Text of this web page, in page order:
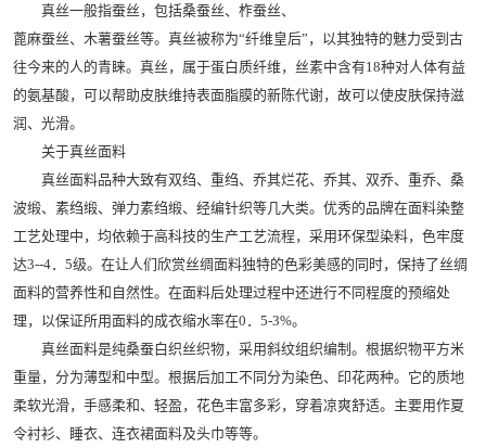
真丝一般指蚕丝，包括桑蚕丝、柞蚕丝、
蓖麻蚕丝、木薯蚕丝等。真丝被称为“纤维皇后”，以其独特的魅力受到古
往今来的人的青睐。真丝，属于蛋白质纤维，丝素中含有18种对人体有益
的氨基酸，可以帮助皮肤维持表面脂膜的新陈代谢，故可以使皮肤保持滋
润、光滑。
关于真丝面料
真丝面料品种大致有双绉、重绉、乔其烂花、乔其、双乔、重乔、桑
波缎、素绉缎、弹力素绉缎、经编针织等几大类。优秀的品牌在面料染整
工艺处理中，均依赖于高科技的生产工艺流程，采用环保型染料，色牢度
达3--4．5级。在让人们欣赏丝绸面料独特的色彩美感的同时，保持了丝绸
面料的营养性和自然性。在面料后处理过程中还进行不同程度的预缩处
理，以保证所用面料的成衣缩水率在0．5-3%。
真丝面料是纯桑蚕白织丝织物，采用斜纹组织编制。根据织物平方米
重量，分为薄型和中型。根据后加工不同分为染色、印花两种。它的质地
柔软光滑，手感柔和、轻盈，花色丰富多彩，穿着凉爽舒适。主要用作夏
令衬衫、睡衣、连衣裙面料及头巾等等。